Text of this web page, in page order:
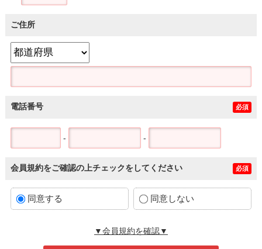
ご住所
電話番号 必須
- -
会員規約をご確認の上チェックをしてください 必須
同意する 同意しない
▼会員規約を確認▼